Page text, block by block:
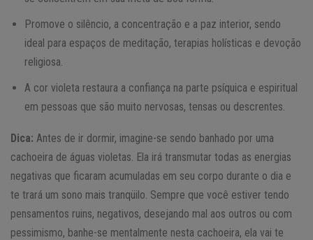
Promove o silêncio, a concentração e a paz interior, sendo
ideal para espaços de meditação, terapias holísticas e devoção
religiosa.
A cor violeta restaura a confiança na parte psíquica e espiritual
em pessoas que são muito nervosas, tensas ou descrentes.
Dica: Antes de ir dormir, imagine-se sendo banhado por uma
cachoeira de águas violetas. Ela irá transmutar todas as energias
negativas que ficaram acumuladas em seu corpo durante o dia e
te trará um sono mais tranqüilo. Sempre que você estiver tendo
pensamentos ruins, negativos, desejando mal aos outros ou com
pessimismo, banhe-se mentalmente nesta cachoeira, ela vai te